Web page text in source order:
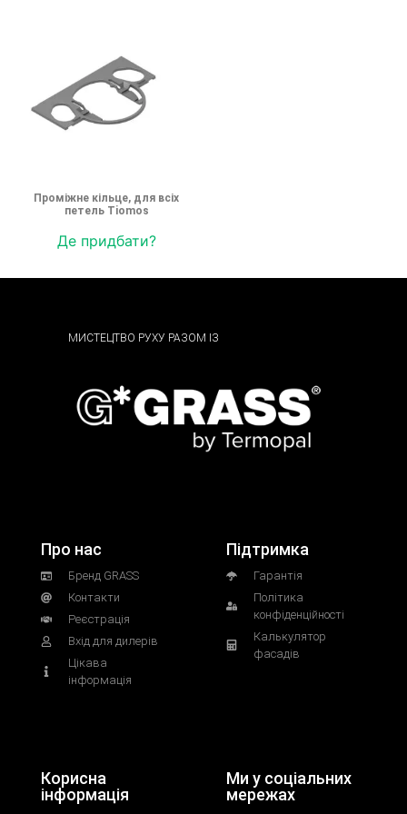
Проміжне кільце, для всіх
петель Tiomos
Де придбати?
МИСТЕЦТВО РУХУ РАЗОМ ІЗ
Про нас
Бренд GRASS
Контакти
Реєстрація
Вхід для дилерів
Цікава
інформація
Підтримка
Гарантія
Політика
конфіденційності
Калькулятор
фасадів
Корисна
інформація
Ми у соціальних
мережах